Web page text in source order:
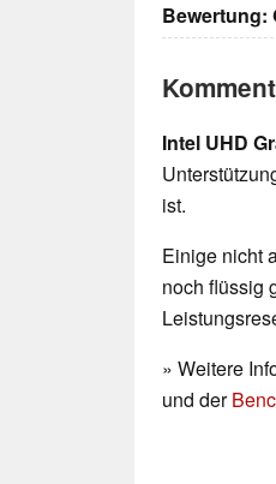
Bewertung:
Intel UHD
ist.
Einige nicht
noch flüssig
» Weitere
und der